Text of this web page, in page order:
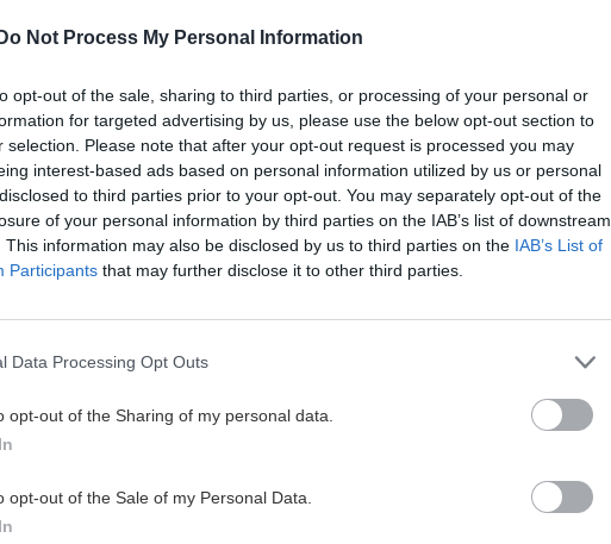
Do Not Process My Personal Information
opt-out of the sale, sharing to third parties, or processing of your personal or
for targeted advertising by us, please use the below opt-out section to
selection. Please note that after your opt-out request is processed you may
interest-based ads based on personal information utilized by us or personal
to third parties prior to your opt-out. You may separately opt-out of the
of your personal information by third parties on the IAB’s list of downstream
This information may also be disclosed by us to third parties on the IAB’s List of
Participants that may further disclose it to other third parties.
Data Processing Opt Outs
opt-out of the Sharing of my personal data.
opt-out of the Sale of my Personal Data.
09:37
08:38
ΟΙΚΟΝΟΜΙΑ
Μοσχάρι: "Εκτοξεύτηκε" η τιμή του
κατά 28,4% από τα τέλη του 2024
08:25
ΑΘΛΗΤΙΚΑ
που άγγιξε το «χέρι του Θεού» (βίντεο)
'Έφυγε" από την ζωή ο γεωπόνος